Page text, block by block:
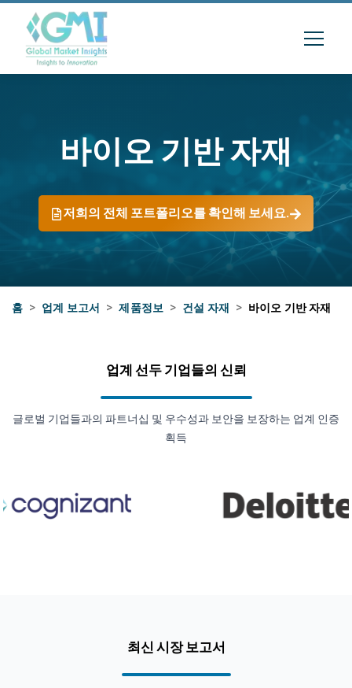
바이오 기반 자재
저희의 전체 포트폴리오를 확인해 보세요.
홈 > 업계 보고서 > 제품정보 > 건설 자재 > 바이오 기반 자재
업계 선두 기업들의 신뢰
글로벌 기업들과의 파트너십 및 우수성과 보안을 보장하는 업계 인증
획득
최신 시장 보고서